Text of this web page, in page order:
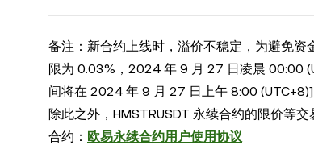
备注：新合约上线时，溢价不稳定，为避免
限为 0.03%，2024 年 9 月 27 日凌晨 00:00
间将在 2024 年 9 月 27 日上午 8:00 (UTC+8)]
除此之外，HMSTRUSDT 永续合约的限价等
合约： 欧易永续合约用户使用协议